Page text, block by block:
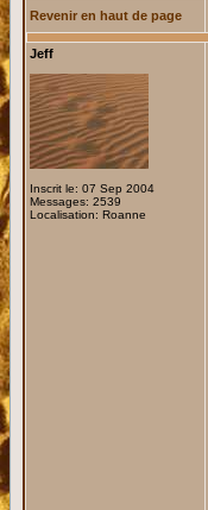
Revenir en haut de page
Jeff
Inscrit le: 07 Sep 2004
Messages: 2539
Localisation: Roanne